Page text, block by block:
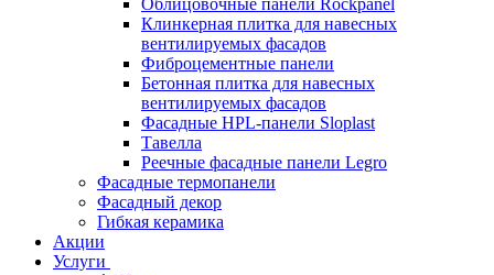
Облицовочные панели Rockpanel
Клинкерная плитка для навесных
вентилируемых фасадов
Фиброцементные панели
Бетонная плитка для навесных
вентилируемых фасадов
Фасадные HPL-панели Sloplast
Тавелла
Реечные фасадные панели Legro
Фасадные термопанели
Фасадный декор
Гибкая керамика
Акции
Услуги